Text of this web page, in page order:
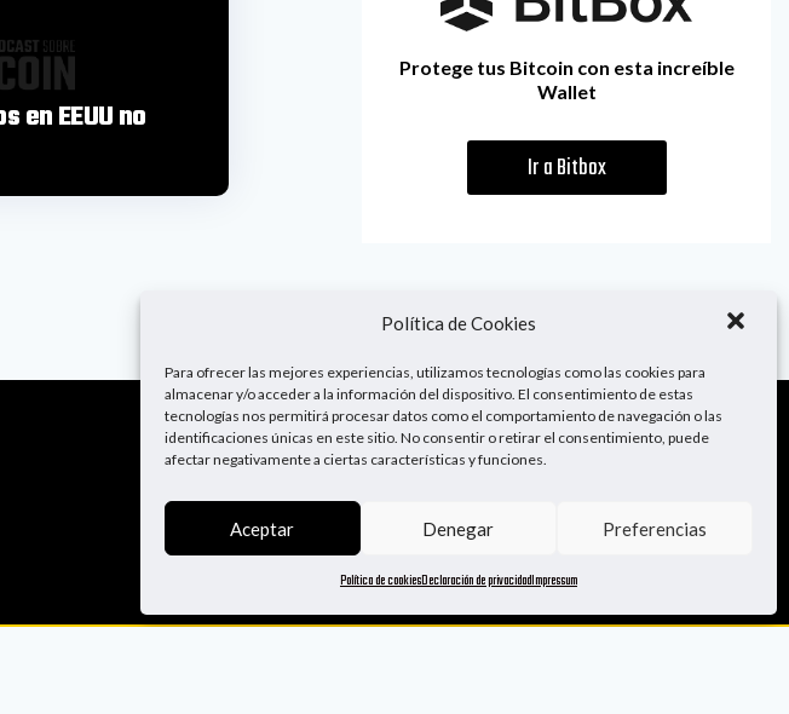
Política de Cookies
Para ofrecer las mejores experiencias, utilizamos tecnologías como las cookies para
almacenar y/o acceder a la información del dispositivo. El consentimiento de estas
tecnologías nos permitirá procesar datos como el comportamiento de navegación o las
identificaciones únicas en este sitio. No consentir o retirar el consentimiento, puede
afectar negativamente a ciertas características y funciones.
Aceptar Denegar Preferencias
Política de cookiesDeclaración de privacidadImpressum
en EEUU no
Protege tus Bitcoin con esta increíble
Wallet
Ir a Bitbox
¡Sígueme!